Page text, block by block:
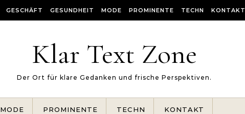
GESCHÄFT GESUNDHEIT MODE PROMINENTE TECHN KONTAKT
Klar Text Zone
Der Ort für klare Gedanken und frische Perspektiven.
MODE PROMINENTE TECHN KONTAKT